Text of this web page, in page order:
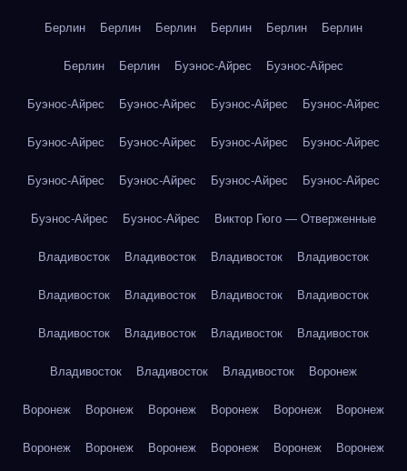
Берлин Берлин Берлин Берлин Берлин Берлин
Берлин Берлин Буэнос-Айрес Буэнос-Айрес
Буэнос-Айрес Буэнос-Айрес Буэнос-Айрес Буэнос-Айрес
Буэнос-Айрес Буэнос-Айрес Буэнос-Айрес Буэнос-Айрес
Буэнос-Айрес Буэнос-Айрес Буэнос-Айрес Буэнос-Айрес
Буэнос-Айрес Буэнос-Айрес Виктор Гюго — Отверженные
Владивосток Владивосток Владивосток Владивосток
Владивосток Владивосток Владивосток Владивосток
Владивосток Владивосток Владивосток Владивосток
Владивосток Владивосток Владивосток Воронеж
Воронеж Воронеж Воронеж Воронеж Воронеж Воронеж
Воронеж Воронеж Воронеж Воронеж Воронеж Воронеж